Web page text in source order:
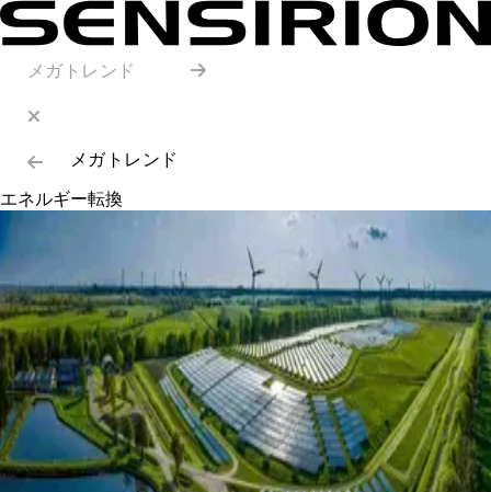
メガトレンド
メガトレンド
エネルギー転換